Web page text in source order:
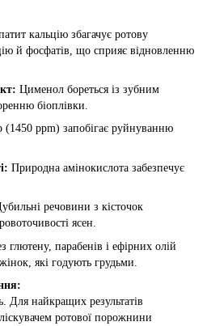
кальцію збагачує ротову
й фосфатів, що сприяє відновленню
Цименол бореться із зубним
біоплівки.
(1450 ppm) запобігає руйнуванню
Природна амінокислота забезпечує
речовини з кісточок
ясен.
глютену, парабенів і ефірних олій
які годують грудьми.
Для найкращих результатів
ротової порожнини